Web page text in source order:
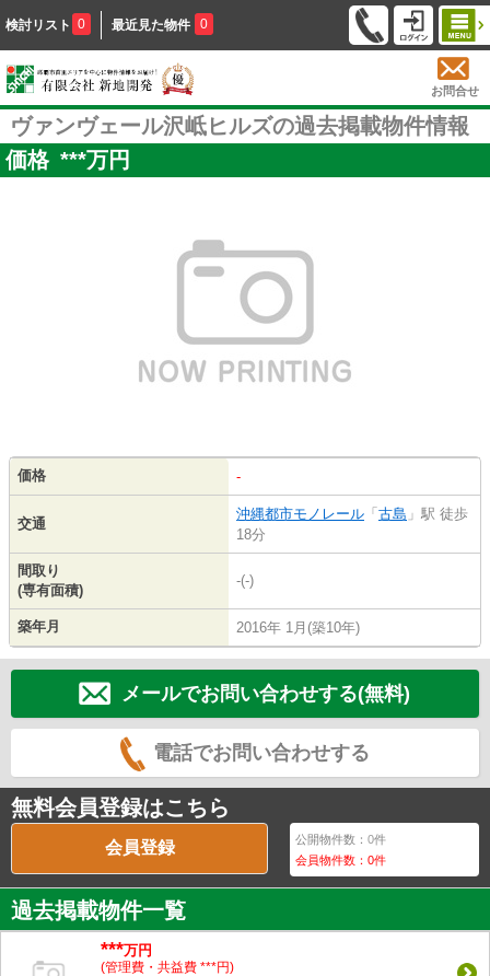
検討リスト 0 最近見た物件 0
お問合せ
ヴァンヴェール沢岻ヒルズの過去掲載物件情報
価格 ***万円
価格 -
交通
沖縄都市モノレール 「 古島 」駅 徒歩
18分
間取り
(専有面積)
-(-)
築年月 2016年 1月(築10年)
メールでお問い合わせする(無料)
電話でお問い合わせする
無料会員登録はこちら
会員登録 公開物件数：0件
会員物件数：0件
過去掲載物件一覧
***万円
(管理費・共益費 ***円)